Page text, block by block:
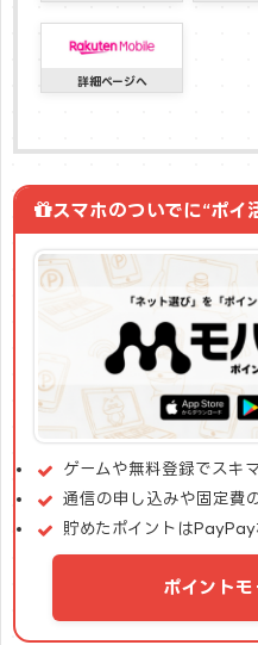
スマホのついでに“ポイ
ゲームや無料登録でスキ
通信の申し込みや固定費
貯めたポイントは
ポイント